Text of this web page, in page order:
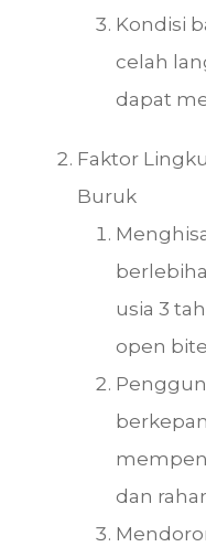
Kondisi
celah
dapat
Faktor
Buruk
usia 3
open
dan